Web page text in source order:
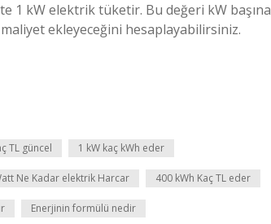
1 kW elektrik tüketir. Bu değeri kW başına
maliyet ekleyeceğini hesaplayabilirsiniz.
TL güncel 1 kW kaç kWh eder
Ne Kadar elektrik Harcar 400 kWh Kaç TL eder
Enerjinin formülü nedir